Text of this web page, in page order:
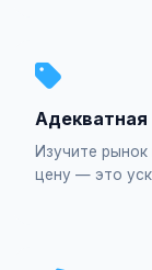
Адекватная
Изучите
цену — это